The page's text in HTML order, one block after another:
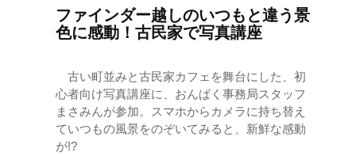
ファインダー越しのいつもと違う景
色に感動！古民家で写真講座
古い町並みと古民家カフェを舞台にした、初
心者向け写真講座に、おんぱく事務局スタッフ
まさみんが参加。スマホからカメラに持ち替え
ていつもの風景をのぞいてみると、新鮮な感動
が!?